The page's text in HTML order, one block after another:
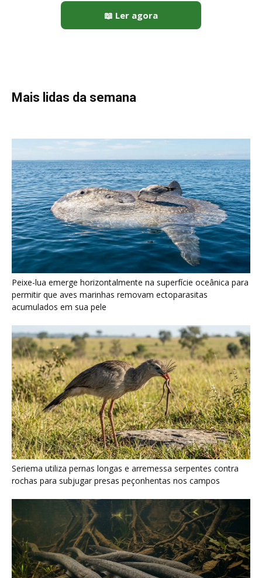
📖 Ler agora
Mais lidas da semana
Peixe-lua emerge horizontalmente na superfície oceânica para
permitir que aves marinhas removam ectoparasitas
acumulados em sua pele
Seriema utiliza pernas longas e arremessa serpentes contra
rochas para subjugar presas peçonhentas nos campos